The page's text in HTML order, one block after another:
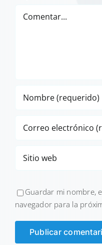
Guardar mi nombre,
navegador para la